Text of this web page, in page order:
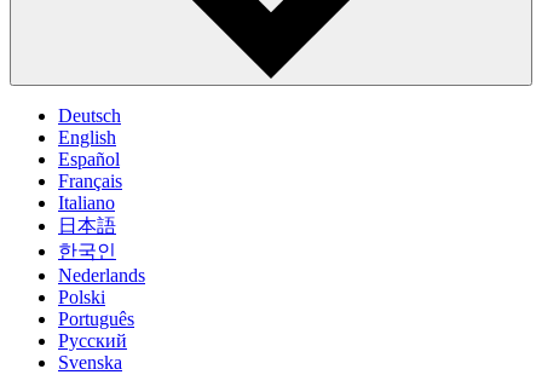
Deutsch
English
Español
Français
Italiano
日本語
한국인
Nederlands
Polski
Português
Pусский
Svenska